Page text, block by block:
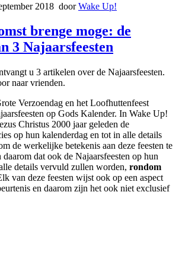
2018 doorWake Up!
brenge moge: de
3 Najaarsfeesten
u 3 artikelen over de Najaarsfeesten.
naar vrienden.
Verzoendag en het Loofhuttenfeest
op Gods Kalender. In Wake Up!
Christus 2000 jaar geleden de
op hun kalenderdag en tot in alle details
de werkelijke betekenis aan deze feesten te
dat ook de Najaarsfeesten op hun
details vervuld zullen worden, rondom
van deze feesten wijst ook op een aspect
en daarom zijn het ook niet exclusief